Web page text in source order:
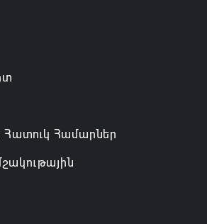
Հատուկ Համարներ